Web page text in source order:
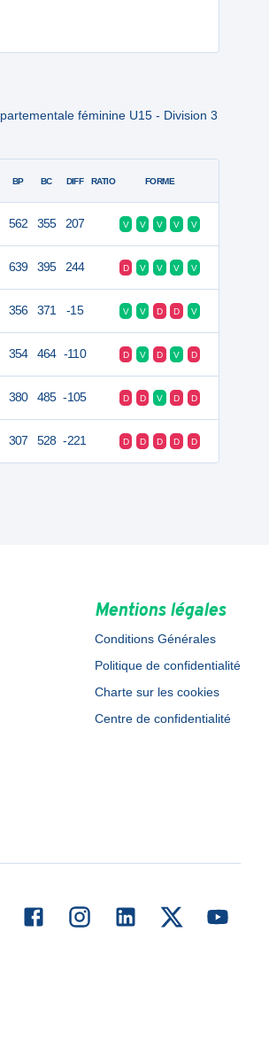
féminine U15 - Division 3
BP BC DIFF RATIO FORME
562 355 207 V V V V V
639 395 244 D V V V V
356 371 -15 V V D D V
354 464 -110 D V D V D
380 485 -105 D D V D D
307 528 -221 D D D D D
Mentions légales
Conditions Générales
Politique de confidentialité
Charte sur les cookies
Centre de confidentialité